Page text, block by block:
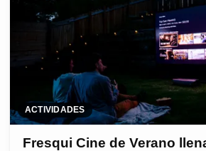
ACTIVIDADES
Fresqui Cine de Verano